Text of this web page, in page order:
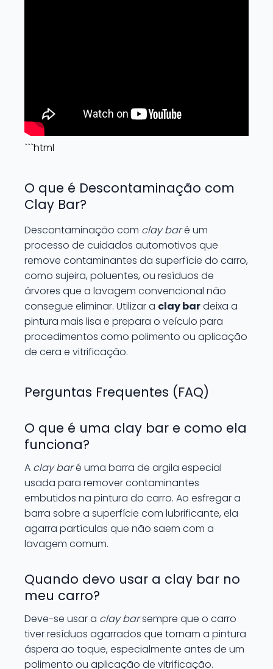
```html
O que é Descontaminação com
Clay Bar?
Descontaminação com clay baré um
processo de cuidados automotivos que
remove contaminantes da superfície do carro,
como sujeira, poluentes, ou resíduos de
árvores que a lavagem convencional não
consegue eliminar. Utilizar a clay bardeixa a
pintura mais lisa e prepara o veículo para
procedimentos como polimento ou aplicação
de cera e vitrificação.
Perguntas Frequentes (FAQ)
O que é uma clay bar e como ela
funciona?
A clay baré uma barra de argila especial
usada para remover contaminantes
embutidos na pintura do carro. Ao esfregar a
barra sobre a superfície com lubrificante, ela
agarra partículas que não saem com a
lavagem comum.
Quando devo usar a clay bar no
meu carro?
Deve-se usar a clay barsempre que o carro
tiver resíduos agarrados que tornam a pintura
áspera ao toque, especialmente antes de um
polimento ou aplicação de vitrificação.